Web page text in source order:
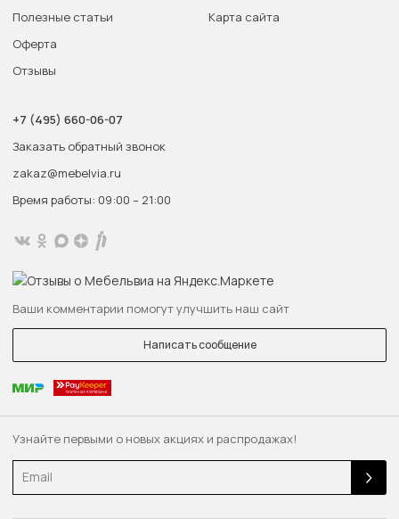
Узнайте первыми о новых акциях и распродажах!
Email
Полезные статьи
Оферта
Отзывы
Карта сайта
+7 (495) 660-06-07
Заказать обратный звонок
zakaz@mebelvia.ru
Время работы: 09:00 – 21:00
Ваши комментарии помогут улучшить наш сайт
Написать сообщение